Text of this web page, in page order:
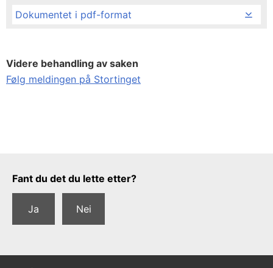
Dokumentet i pdf-format
Videre behandling av saken
Følg meldingen på Stortinget
Tilbakemeldingsskjema
Fant du det du lette etter?
Ja Nei